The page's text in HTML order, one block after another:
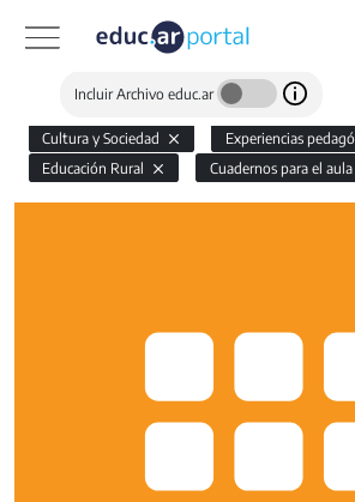
Incluir Archivo educ.ar
Cultura y Sociedad
Experiencias
Educación Rural
Cuadernos para el aula